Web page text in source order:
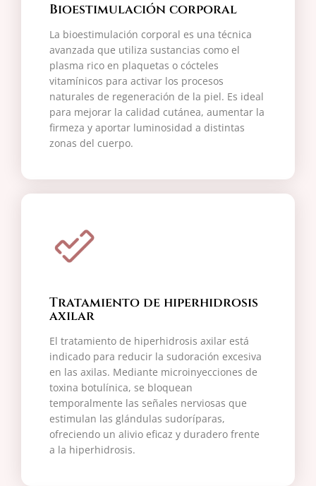
Bioestimulación corporal
La bioestimulación corporal es una técnica
avanzada que utiliza sustancias como el
plasma rico en plaquetas o cócteles
vitamínicos para activar los procesos
naturales de regeneración de la piel. Es ideal
para mejorar la calidad cutánea, aumentar la
firmeza y aportar luminosidad a distintas
zonas del cuerpo.
Tratamiento de hiperhidrosis
axilar
El tratamiento de hiperhidrosis axilar está
indicado para reducir la sudoración excesiva
en las axilas. Mediante microinyecciones de
toxina botulínica, se bloquean
temporalmente las señales nerviosas que
estimulan las glándulas sudoríparas,
ofreciendo un alivio eficaz y duradero frente
a la hiperhidrosis.